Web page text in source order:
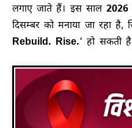
लगाए जाते हैं। इस साल
दिसम्बर को मनाया जा रहा है,
Rebuild. Rise.‘ हो सकती